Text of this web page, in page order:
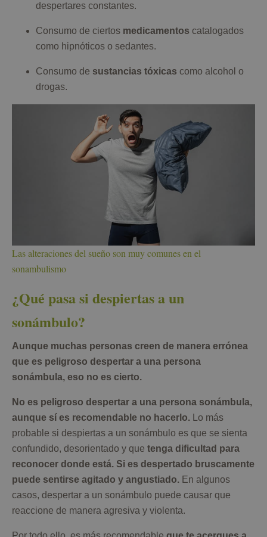
despertares constantes.
Consumo de ciertos medicamentos catalogados
como hipnóticos o sedantes.
Consumo de sustancias tóxicas como alcohol o
drogas.
Las alteraciones del sueño son muy comunes en el
sonambulismo
¿Qué pasa si despiertas a un
sonámbulo?
Aunque muchas personas creen de manera errónea
que es peligroso despertar a una persona
sonámbula, eso no es cierto.
No es peligroso despertar a una persona sonámbula,
aunque sí es recomendable no hacerlo.
Lo más
probable si despiertas a un sonámbulo es que se sienta
confundido, desorientado y que tenga dificultad para
reconocer donde está. Si es despertado bruscamente
puede sentirse agitado y angustiado. En algunos
casos, despertar a un sonámbulo puede causar que
reaccione de manera agresiva y violenta.